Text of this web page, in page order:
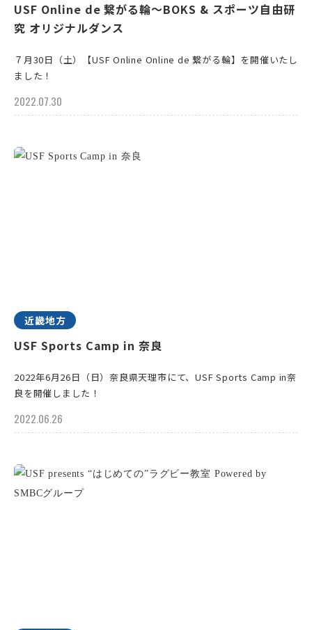
USF Online de 繋がる輪～BOKS & スポーツ自由研
究 オリジナルダンス
７月30日（土）【USF Online Online de 繋がる輪】を開催いたし
ました！
2022.07.30
近畿地方
USF Sports Camp in 奈良
2022年6月26日（日）奈良県天理市にて、USF Sports Camp in奈
良を開催しました！
2022.06.26